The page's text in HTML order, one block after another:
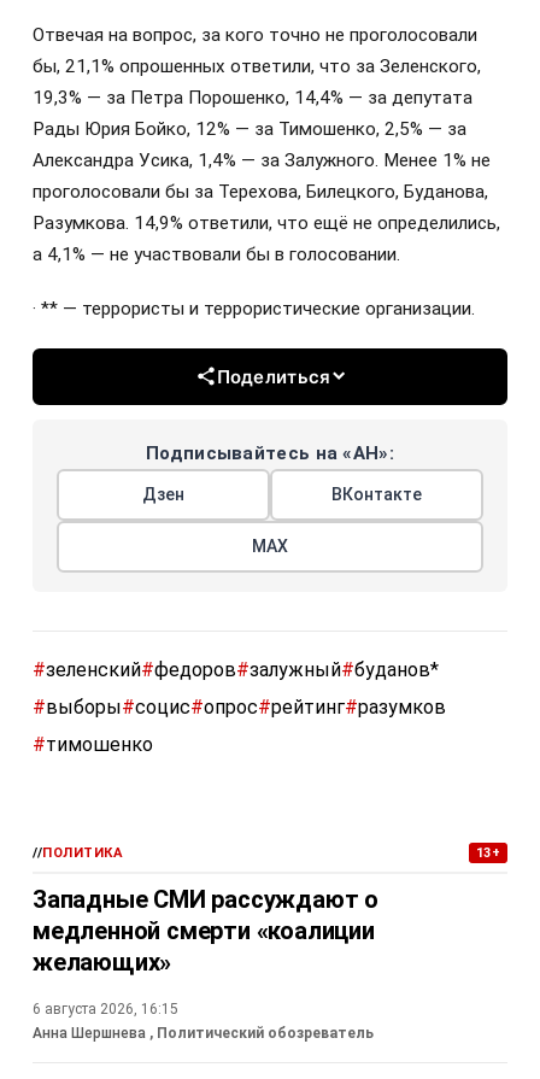
Отвечая на вопрос, за кого точно не проголосовали
бы, 21,1% опрошенных ответили, что за Зеленского,
19,3% — за Петра Порошенко, 14,4% — за депутата
Рады Юрия Бойко, 12% — за Тимошенко, 2,5% — за
Александра Усика, 1,4% — за Залужного. Менее 1% не
проголосовали бы за Терехова, Билецкого, Буданова,
Разумкова. 14,9% ответили, что ещё не определились,
а 4,1% — не участвовали бы в голосовании.
· ** — террористы и террористические организации.
Поделиться
Подписывайтесь на «АН»:
Дзен ВКонтакте
МАХ
#зеленский#федоров#залужный#буданов*
#выборы#социс#опрос#рейтинг#разумков
#тимошенко
//ПОЛИТИКА 13+
Западные СМИ рассуждают о
медленной смерти «коалиции
желающих»
6 августа 2026, 16:15
Анна Шершнева , Политический обозреватель